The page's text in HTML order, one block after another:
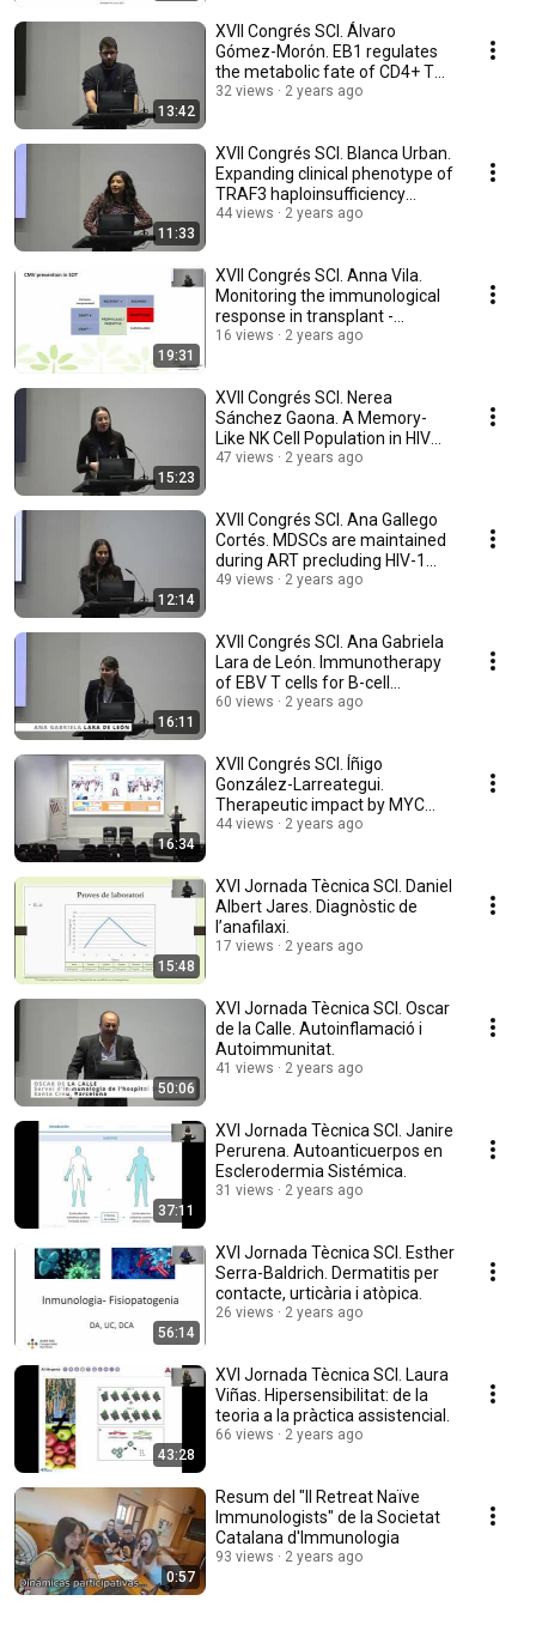
13:42
XVII Congrés SCI. Álvaro
Gómez-Morón. EB1 regulates
the metabolic fate of CD4+ T
lymphocytes.
32 views 2 years ago
11:33
XVII Congrés SCI. Blanca Urban.
Expanding clinical phenotype of
TRAF3 haploinsufficiency
syndrome.
44 views 2 years ago
19:31
XVII Congrés SCI. Anna Vila.
Monitoring the immunological
response in transplant -
QuantiFERON CMV.
16 views 2 years ago
15:23
XVII Congrés SCI. Nerea
Sánchez Gaona. A Memory-
Like NK Cell Population in HIV
Elite Controllers.
47 views 2 years ago
12:14
XVII Congrés SCI. Ana Gallego
Cortés. MDSCs are maintained
during ART precluding HIV-1
reactivation.
49 views 2 years ago
16:11
XVII Congrés SCI. Ana Gabriela
Lara de León. Immunotherapy
of EBV T cells for B-cell
neoplasms.
60 views 2 years ago
16:34
XVII Congrés SCI. Íñigo
González-Larreategui.
Therapeutic impact by MYC
inhibition in KRAS NSCLC.
44 views 2 years ago
15:48
XVI Jornada Tècnica SCI. Daniel
Albert Jares. Diagnòstic de
l’anafilaxi.
17 views 2 years ago
50:06
XVI Jornada Tècnica SCI. Oscar
de la Calle. Autoinflamació i
Autoimmunitat.
41 views 2 years ago
37:11
XVI Jornada Tècnica SCI. Janire
Perurena. Autoanticuerpos en
Esclerodermia Sistémica.
31 views 2 years ago
56:14
XVI Jornada Tècnica SCI. Esther
Serra-Baldrich. Dermatitis per
contacte, urticària i atòpica.
26 views 2 years ago
43:28
XVI Jornada Tècnica SCI. Laura
Viñas. Hipersensibilitat: de la
teoria a la pràctica assistencial.
66 views 2 years ago
0:57
Resum del "II Retreat Naïve
Immunologists" de la Societat
Catalana d'Immunologia
93 views 2 years ago